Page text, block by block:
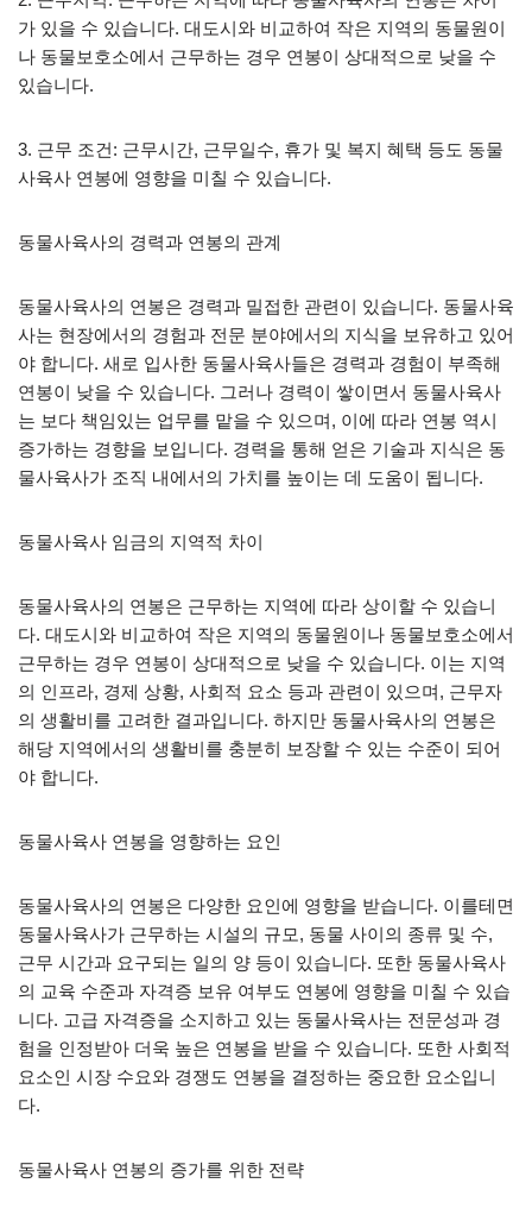
가 있을 수 있습니다. 대도시와 비교하여 작은 지역의 동물원이
나 동물보호소에서 근무하는 경우 연봉이 상대적으로 낮을 수
있습니다.
3. 근무 조건: 근무시간, 근무일수, 휴가 및 복지 혜택 등도 동물
사육사 연봉에 영향을 미칠 수 있습니다.
동물사육사의 경력과 연봉의 관계
동물사육사의 연봉은 경력과 밀접한 관련이 있습니다. 동물사육
사는 현장에서의 경험과 전문 분야에서의 지식을 보유하고 있어
야 합니다. 새로 입사한 동물사육사들은 경력과 경험이 부족해
연봉이 낮을 수 있습니다. 그러나 경력이 쌓이면서 동물사육사
는 보다 책임있는 업무를 맡을 수 있으며, 이에 따라 연봉 역시
증가하는 경향을 보입니다. 경력을 통해 얻은 기술과 지식은 동
물사육사가 조직 내에서의 가치를 높이는 데 도움이 됩니다.
동물사육사 임금의 지역적 차이
동물사육사의 연봉은 근무하는 지역에 따라 상이할 수 있습니
다. 대도시와 비교하여 작은 지역의 동물원이나 동물보호소에서
근무하는 경우 연봉이 상대적으로 낮을 수 있습니다. 이는 지역
의 인프라, 경제 상황, 사회적 요소 등과 관련이 있으며, 근무자
의 생활비를 고려한 결과입니다. 하지만 동물사육사의 연봉은
해당 지역에서의 생활비를 충분히 보장할 수 있는 수준이 되어
야 합니다.
동물사육사 연봉을 영향하는 요인
동물사육사의 연봉은 다양한 요인에 영향을 받습니다. 이를테면
동물사육사가 근무하는 시설의 규모, 동물 사이의 종류 및 수,
근무 시간과 요구되는 일의 양 등이 있습니다. 또한 동물사육사
의 교육 수준과 자격증 보유 여부도 연봉에 영향을 미칠 수 있습
니다. 고급 자격증을 소지하고 있는 동물사육사는 전문성과 경
험을 인정받아 더욱 높은 연봉을 받을 수 있습니다. 또한 사회적
요소인 시장 수요와 경쟁도 연봉을 결정하는 중요한 요소입니
다.
동물사육사 연봉의 증가를 위한 전략